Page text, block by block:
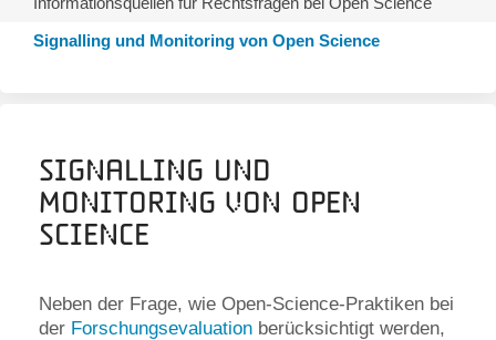
Signalling und Monitoring von Open Science
Signalling und
Monitoring von Open
Science
Neben der Frage, wie Open-Science-Praktiken bei
der Forschungsevaluation berücksichtigt werden,